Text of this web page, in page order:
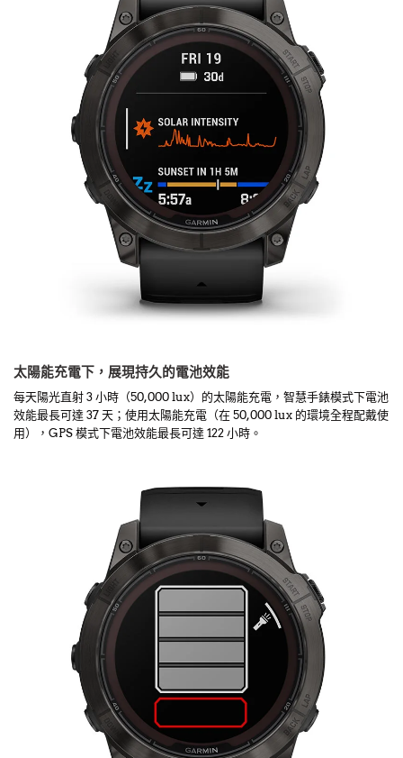
太陽能充電下，展現持久的電池效能
每天陽光直射 3 小時（50,000 lux）的太陽能充電，智慧手錶模式下電池
效能最長可達 37 天；使用太陽能充電（在 50,000 lux 的環境全程配戴使
用），GPS 模式下電池效能最長可達 122 小時。